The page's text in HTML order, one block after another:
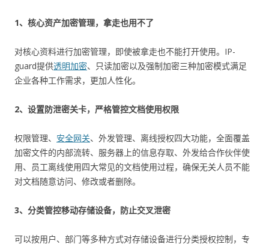
1、核心资产加密管理，拿走也用不了
对核心资料进行加密管理，即使被拿走也不能打开使用。IP-
guard提供透明加密、只读加密以及强制加密三种加密模式满足
企业各种工作需求，更加人性化。
2、设置防泄密关卡，严格管控文档使用权限
权限管理、 安全网关、外发管理、离线授权四大功能，全面覆盖
加密文件的内部流转、服务器上的信息存取、外发给合作伙伴使
用、员工离线使用四大常见的文档使用过程，确保无关人员不能
对文档随意访问、修改或者删除。
3、分类管控移动存储设备，防止交叉泄密
可以按用户、部门等多种方式对存储设备进行分类授权控制，专